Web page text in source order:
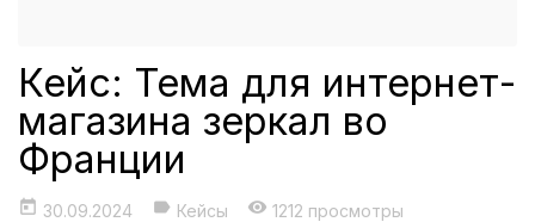
Кейс: Тема для интернет-
магазина зеркал во
Франции
today 30.09.2024 label Кейсы visibility 1212 просмотры